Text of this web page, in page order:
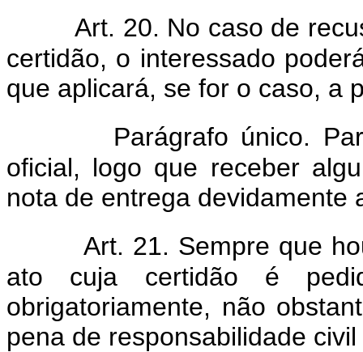
Art. 20. No caso de
certidão, o interessado
que aplicará, se for o caso, a
Parágrafo único.
oficial, logo que receber
nota de entrega devidamente
Art. 21. Sempre que
ato cuja certidão é
obrigatoriamente, não
pena de responsabilidade